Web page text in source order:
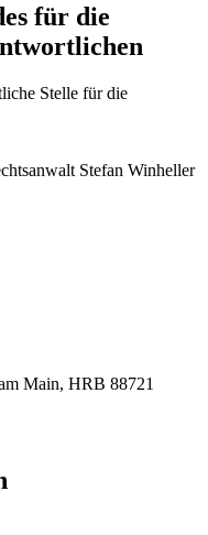
für die
Stelle für die
Stefan Winheller
Main, HRB 88721